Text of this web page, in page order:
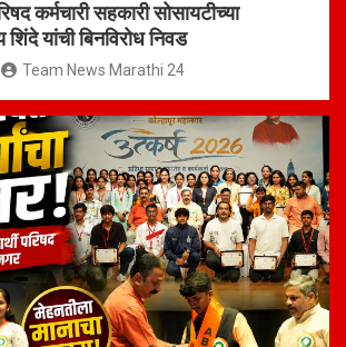
कर्मचारी सहकारी सोसायटीच्या
यांची बिनविरोध निवड
Team News Marathi 24